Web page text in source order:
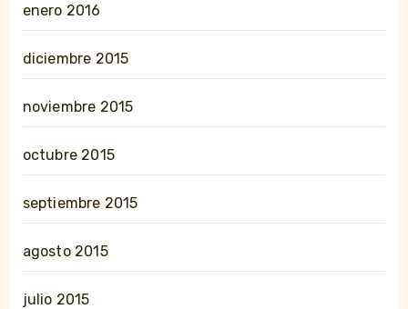
enero 2016
diciembre 2015
noviembre 2015
octubre 2015
septiembre 2015
agosto 2015
julio 2015